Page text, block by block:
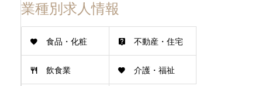
業種別求人情報
食品・化粧
品・医薬品
不動産・住宅
飲食業 介護・福祉